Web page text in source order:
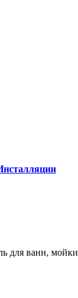
для ванн, мойки